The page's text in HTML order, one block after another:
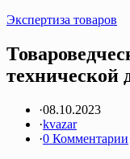
Экспертиза товаров
технической
·08.10.2023
·kvazar
·0 Комментарии